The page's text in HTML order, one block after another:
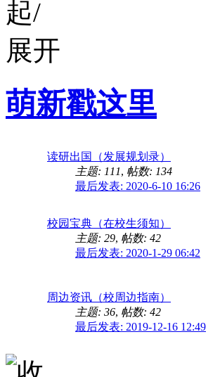
萌新戳这里
读研出国（发展规划录）
主题: 111, 帖数: 134
最后发表: 2020-6-10 16:26
校园宝典（在校生须知）
主题: 29, 帖数: 42
最后发表: 2020-1-29 06:42
周边资讯（校周边指南）
主题: 36, 帖数: 42
最后发表: 2019-12-16 12:49